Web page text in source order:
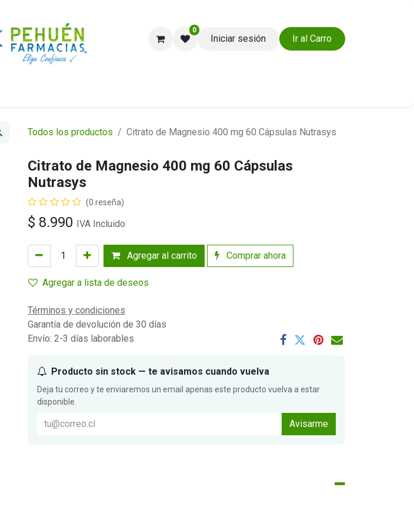
0
Iniciar sesión Ir al Carro
Todos los productos Citrato de Magnesio 400 mg 60 Cápsulas Nutrasys
Citrato de Magnesio 400 mg 60 Cápsulas
Nutrasys
(0 reseña)
$ 8.990 IVA Incluido
Agregar al carrito Comprar ahora
Agregar a lista de deseos
Términos y condiciones
Garantía de devolución de 30 días
Envío: 2-3 días laborables
Producto sin stock — te avisamos cuando vuelva
Deja tu correo y te enviaremos un email apenas este producto vuelva a estar
disponible.
Avisarme